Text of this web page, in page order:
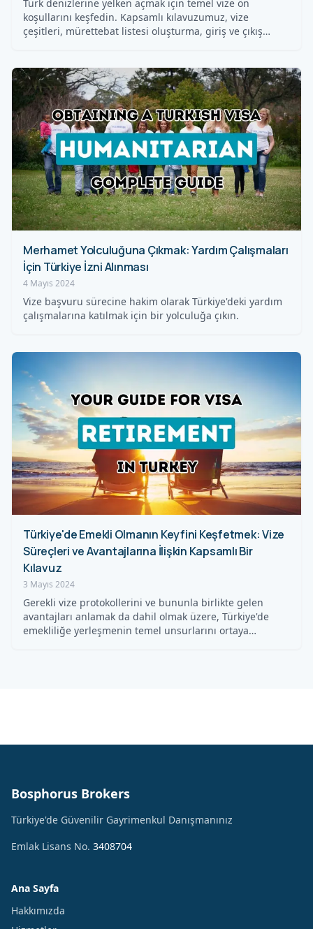
Türk denizlerine yelken açmak için temel vize ön
koşullarını keşfedin. Kapsamlı kılavuzumuz, vize
çeşitleri, mürettebat listesi oluşturma, giriş ve çıkış…
Merhamet Yolculuğuna Çıkmak: Yardım Çalışmaları
İçin Türkiye İzni Alınması
4 Mayıs 2024
Vize başvuru sürecine hakim olarak Türkiye'deki yardım
çalışmalarına katılmak için bir yolculuğa çıkın.
Türkiye'de Emekli Olmanın Keyfini Keşfetmek: Vize
Süreçleri ve Avantajlarına İlişkin Kapsamlı Bir
Kılavuz
3 Mayıs 2024
Gerekli vize protokollerini ve bununla birlikte gelen
avantajları anlamak da dahil olmak üzere, Türkiye'de
emekliliğe yerleşmenin temel unsurlarını ortaya…
Bosphorus Brokers
Türkiye'de Güvenilir Gayrimenkul Danışmanınız
Emlak Lisans No. 3408704
Ana Sayfa
Hakkımızda